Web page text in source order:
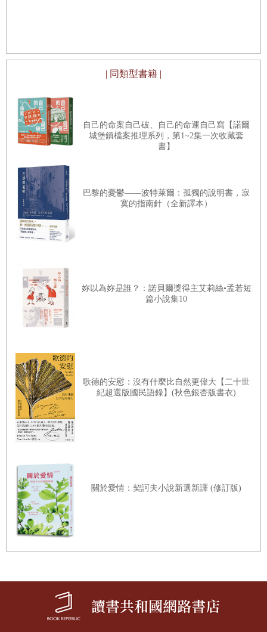
他指著天花板，天花板上有灰泥粉刷塊脫落。
「圖書館出現裂痕了，」他說。
「時光脈動之際，黑暗趁虛而入，」艾絲緹說。「母親生前
趁虛而入之前，都屬易事。』」
「妳從神諭占卜卡是否看出些什麼端倪了？」邁格納問，同
時朝著擺在石桌另一邊的占卜卡的方向點著頭。占卜卡排成
艾絲緹走到占卜卡前，在一張深色木雕椅坐下來。
「嗯，我看到……你可不可以先想辦法讓那隻小妖怪別再吵
三指禿毛怪抓住籠子鐵欄杆搖晃著，搖得整個籠子隆隆響。
牠發出刺耳的笑聲，尾巴用力甩在籠子地板上啪啪作響。
「別吵了！」邁格納吼著，也用力拍打了籠子。
艾絲緹深呼吸。
「圖書館有危險嗎？」邁格納擔憂地問。「我們有危險
嗎？」
艾絲緹緩緩點頭。
「我把占卜卡排成圓圈狀算了三次。連續三次，『海浪』卡
都疊在『惡魔』卡上面。連續三次，『持鐮刀的死神』卡都
| 同類型書籍 |
自己的命案自己破、自己的命運自己寫【諾爾
城堡鎮檔案推理系列，第1~2集一次收藏套
書】
巴黎的憂鬱——波特萊爾：孤獨的說明書，寂
寞的指南針（全新譯本）
妳以為妳是誰？：諾貝爾獎得主艾莉絲•孟若短
篇小說集10
歌德的安慰：沒有什麼比自然更偉大【二十世
紀超選版國民語錄】(秋色銀杏版書衣)
關於愛情：契訶夫小說新選新譯 (修訂版)